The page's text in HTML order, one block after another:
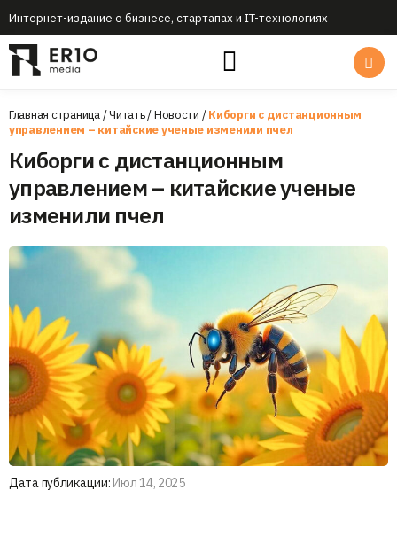
Интернет-издание о бизнесе, стартапах и IT-технологиях
Главная страница/Читать/Новости /Киборги с дистанционным
управлением – китайские ученые изменили пчел
Киборги с дистанционным
управлением – китайские ученые
изменили пчел
Дата публикации: Июл 14, 2025